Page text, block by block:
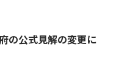
の公式見解の変更に